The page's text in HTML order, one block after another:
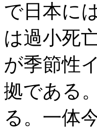
で日本に
は過小死
が季節性
拠である
る。一体